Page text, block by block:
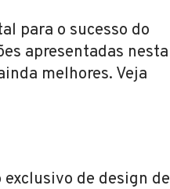
para o sucesso do
apresentadas nesta
melhores. Veja
de design de